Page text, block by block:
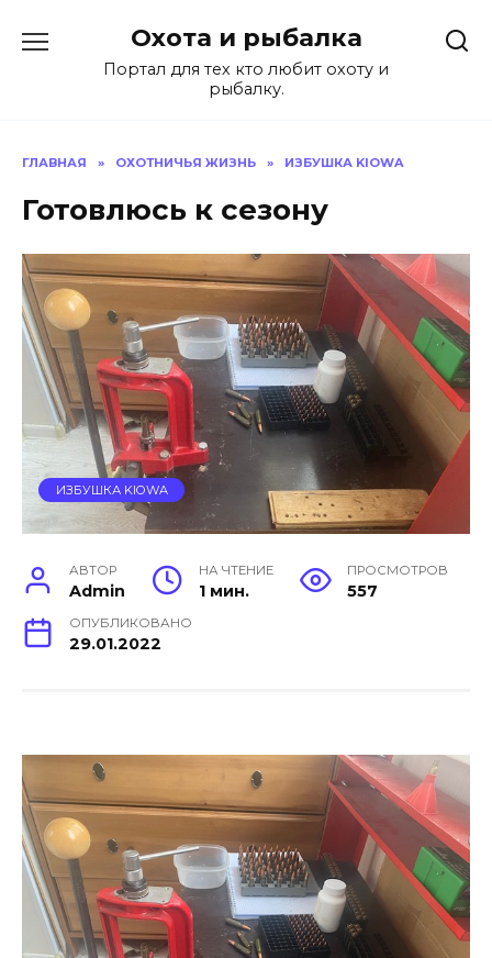
содержанию
Охота и рыбалка
Портал для тех кто любит охоту и
рыбалку.
ГЛАВНАЯ » ОХОТНИЧЬЯ ЖИЗНЬ » ИЗБУШКА KIOWA
Готовлюсь к сезону
ИЗБУШКА KIOWA
АВТОР
Admin
НА ЧТЕНИЕ
1 мин.
ПРОСМОТРОВ
557
ОПУБЛИКОВАНО
29.01.2022